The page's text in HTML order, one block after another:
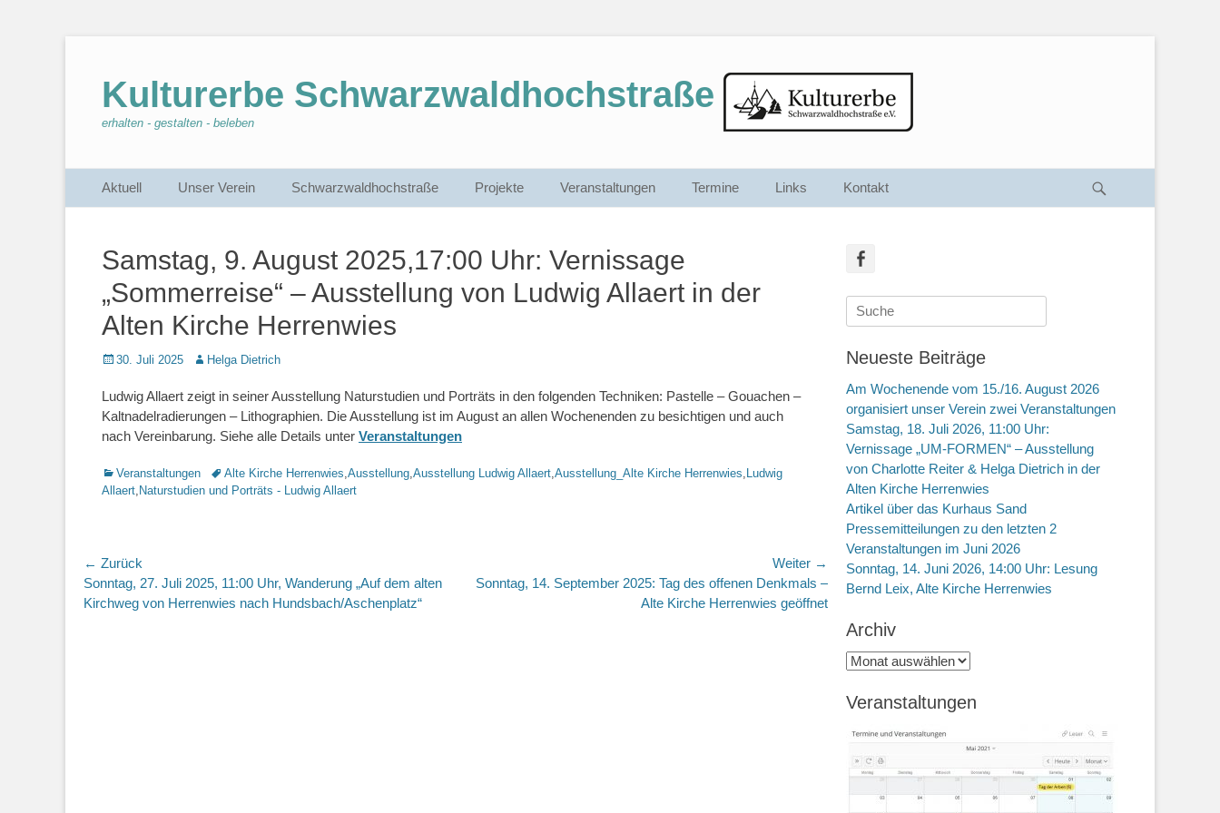
Kulturerbe Schwarzwaldhochstraße
erhalten - gestalten - beleben
Primärmenu
Aktuell Unser Verein Schwarzwaldhochstraße Projekte Veranstaltungen Termine Links Kontakt
Samstag, 9. August 2025,17:00 Uhr: Vernissage
„Sommerreise“ – Ausstellung von Ludwig Allaert in der
Alten Kirche Herrenwies
Veröffentlicht
30. Juli 2025 AutorHelga Dietrich
Ludwig Allaert zeigt in seiner Ausstellung Naturstudien und Porträts in den folgenden Techniken: Pastelle – Gouachen –
Kaltnadelradierungen – Lithographien. Die Ausstellung ist im August an allen Wochenenden zu besichtigen und auch
nach Vereinbarung. Siehe alle Details unter Veranstaltungen
Kategorien
Veranstaltungen Schlagworte
Alte Kirche Herrenwies,Ausstellung,Ausstellung Ludwig Allaert,Ausstellung_Alte Kirche Herrenwies, Ludwig
Allaert, Naturstudien und Porträts - Ludwig Allaert
Beitragsnavigation
← Zurück
Vorhergehender
Beitrag:
Sonntag, 27. Juli 2025, 11:00 Uhr, Wanderung „Auf dem alten
Kirchweg von Herrenwies nach Hundsbach/Aschenplatz“
Weiter →
Nächster
Sonntag, 14. September 2025: Tag des offenen Denkmals –
Alte Kirche Herrenwies geöffnet
Suche
nach:
Neueste Beiträge
Am Wochenende vom 15./16. August 2026
organisiert unser Verein zwei Veranstaltungen
Samstag, 18. Juli 2026, 11:00 Uhr:
Vernissage „UM-FORMEN“ – Ausstellung
von Charlotte Reiter & Helga Dietrich in der
Alten Kirche Herrenwies
Artikel über das Kurhaus Sand
Pressemitteilungen zu den letzten 2
Veranstaltungen im Juni 2026
Sonntag, 14. Juni 2026, 14:00 Uhr: Lesung
Bernd Leix, Alte Kirche Herrenwies
Archiv
Archiv
Veranstaltungen